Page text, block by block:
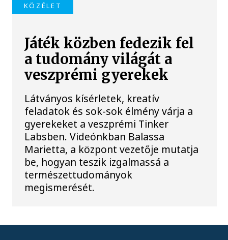
KÖZÉLET
Játék közben fedezik fel
a tudomány világát a
veszprémi gyerekek
Látványos kísérletek, kreatív
feladatok és sok-sok élmény várja a
gyerekeket a veszprémi Tinker
Labsben. Videónkban Balassa
Marietta, a központ vezetője mutatja
be, hogyan teszik izgalmassá a
természettudományok
megismerését.